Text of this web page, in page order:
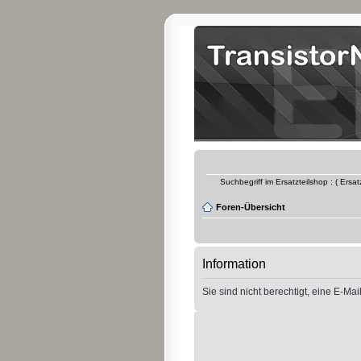
Suchbegriff im Ersatzteilshop : (
Foren-Übersicht
Information
Sie sind nicht berechtigt, eine E-